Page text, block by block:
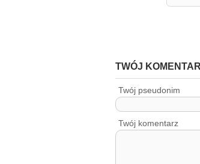
TWÓJ
Twój pseudonim
Twój komentarz